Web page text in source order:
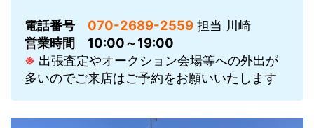
電話番号 070-2689-2559 担当 川崎
営業時間
10:00～19:00
※ 出張査定やオークション会場等への外出が
多いのでご来店はご予約をお願いいたします